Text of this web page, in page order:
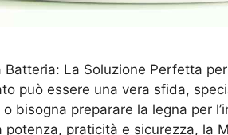
Batteria: La Soluzione Perfetta
può essere una vera sfida,
bisogna preparare la legna per
potenza, praticità e sicurezza, la